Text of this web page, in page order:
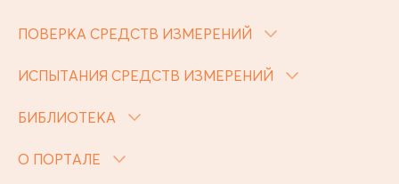
ПОВЕРКА СРЕДСТВ ИЗМЕРЕНИЙ
ИСПЫТАНИЯ СРЕДСТВ ИЗМЕРЕНИЙ
БИБЛИОТЕКА
О ПОРТАЛЕ